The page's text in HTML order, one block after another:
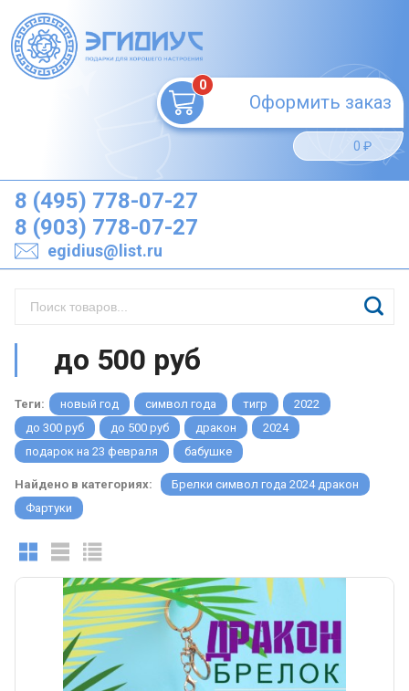
0
Оформить заказ
0 ₽
8 (495) 778-07-27
8 (903) 778-07-27
egidius@list.ru
до 500 руб
Теги: новый год символ года тигр
2022
до 300 руб
до 500 руб дракон
2024
подарок на 23 февраля
бабушке
Найдено в категориях:
Брелки символ года 2024 дракон
Фартуки